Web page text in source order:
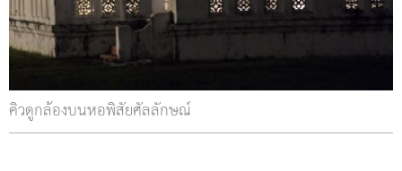
คิวดูกล้องบนหอพิสัยศัลลักษณ์